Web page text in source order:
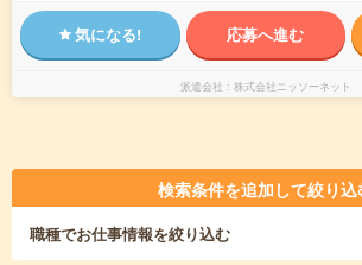
気になる! 応募へ進む
派遣会社 株式会社ニッソーネット
検索条件を追加して絞り込
職種でお仕事情報を絞り込む